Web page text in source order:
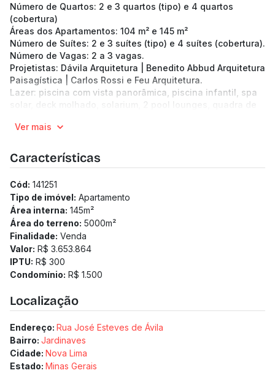
Número de Quartos: 2 e 3 quartos (tipo) e 4 quartos
(cobertura)
Áreas dos Apartamentos: 104 m² e 145 m²
Número de Suítes: 2 e 3 suítes (tipo) e 4 suítes (cobertura).
Número de Vagas: 2 a 3 vagas.
Projetistas: Dávila Arquitetura | Benedito Abbud Arquitetura
Paisagística | Carlos Rossi e Feu Arquitetura.
Lazer: piscina com vista panorâmica, piscina infantil, spa
solar, deck molhado, solarium, 2 pool lounges, quadra de
pickleball e futebol, grill gourmet com terraço, salão de
kids com terraço, fitness, pilates, play lounge, lounge
gourmet, gourmet, sauna a vapor, spa, banheira recovery
room.
Ver mais
Características
Cód: 141251
Tipo de imóvel: Apartamento
Área interna: 145m²
Área do terreno: 5000m²
Finalidade: Venda
Valor: R$ 3.653.864
IPTU: R$ 300
Condomínio: R$ 1.500
Localização
Endereço: Rua José Esteves de Ávila
Bairro: Jardinaves
Cidade: Nova Lima
Estado: Minas Gerais